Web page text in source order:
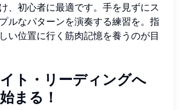
、初心者に最適です。手を見ずにス
ルなパターンを演奏する練習を。指
い位置に行く筋肉記憶を養うのが目
ト・リーディングへ
まる！